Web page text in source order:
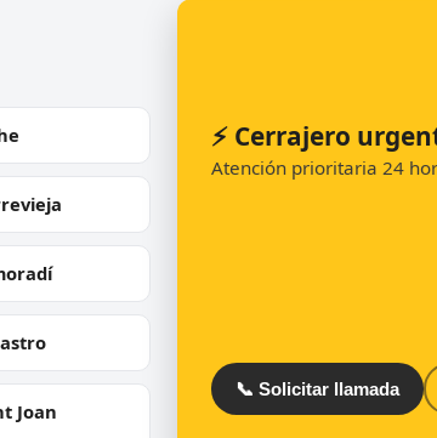
Joan
⚡ Cerrajero
Atención prioritaria 24
📞 Solicitar llamada